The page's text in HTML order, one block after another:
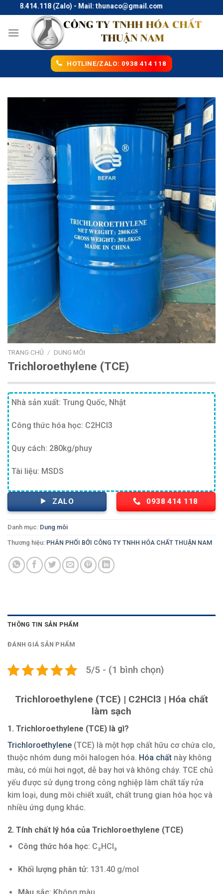
to
content
(Zalo) - Mail: thunaco@gmail.com
HOTLINE/ZALO: 0938 414 118
TRANG CHỦ / DUNG MÔI
Trichloroethylene (TCE)
Nhà sản xuất: Trung Quốc, Nhật
Công thức hóa học: C2HCl3
Quy cách: 280kg/phuy
Tài liệu: MSDS
ZALO 0938 414 118
Danh mục: Dung môi
Thương hiệu: PHÂN PHỐI BỞI CÔNG TY TNHH HÓA CHẤT THUẬN NAM
THÔNG TIN SẢN PHẨM
ĐÁNH GIÁ SẢN PHẨM
5/5 - (1 bình chọn)
Trichloroethylene (TCE) | C2HCl3 | Hóa chất
làm sạch
1. Trichloroethylene (TCE) là gì?
Trichloroethylene (TCE) là một hợp chất hữu cơ chứa clo,
thuộc nhóm dung môi halogen hóa. Hóa chất này không
màu, có mùi hơi ngọt, dễ bay hơi và không cháy. TCE chủ
yếu được sử dụng trong công nghiệp làm chất tẩy rửa
kim loại, dung môi chiết xuất, chất trung gian hóa học và
nhiều ứng dụng khác.
2. Tính chất lý hóa của Trichloroethylene (TCE)
Công thức hóa học: C₂HCl₃
Khối lượng phân tử: 131.40 g/mol